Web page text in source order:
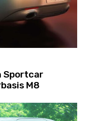
Sportcar
M8